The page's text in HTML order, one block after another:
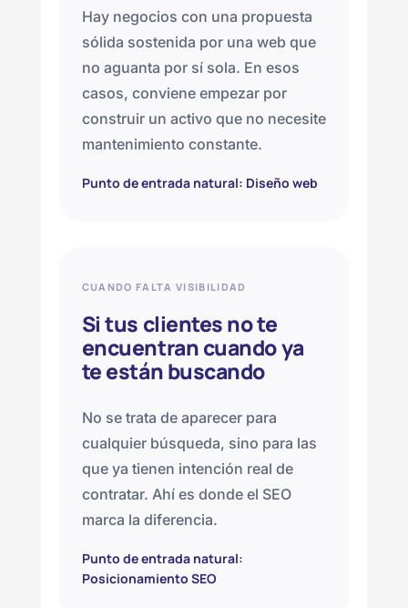
Hay negocios con una propuesta
sólida sostenida por una web que
no aguanta por sí sola. En esos
casos, conviene empezar por
construir un activo que no necesite
mantenimiento constante.
Punto de entrada natural: Diseño web
CUANDO FALTA VISIBILIDAD
Si tus clientes no te
encuentran cuando ya
te están buscando
No se trata de aparecer para
cualquier búsqueda, sino para las
que ya tienen intención real de
contratar. Ahí es donde el SEO
marca la diferencia.
Punto de entrada natural:
Posicionamiento SEO